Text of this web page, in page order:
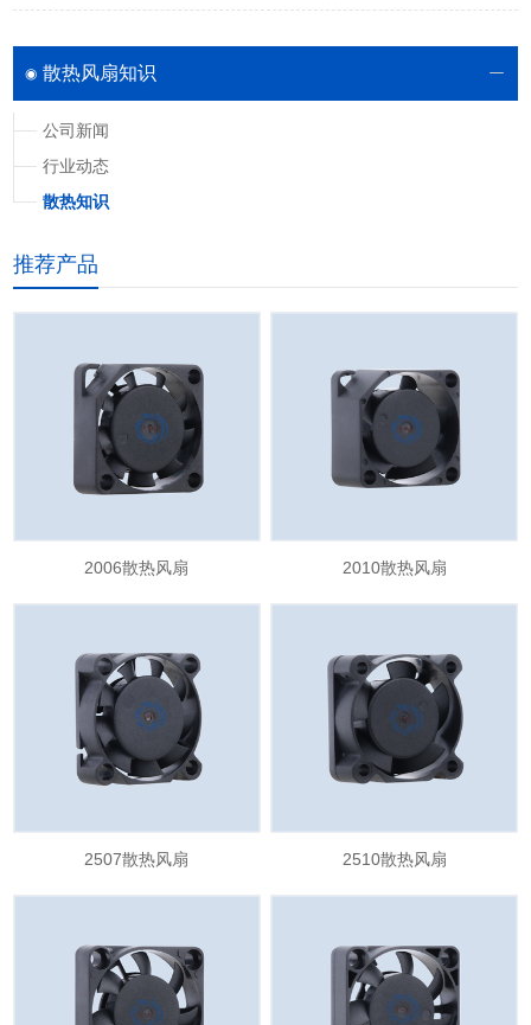
散热风扇知识
公司新闻
行业动态
散热知识
推荐产品
2006散热风扇 2010散热风扇
2507散热风扇 2510散热风扇